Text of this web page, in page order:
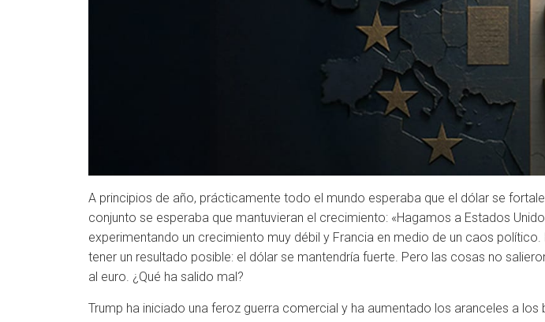
A principios de año, prácticamente todo el mundo esperaba que el dólar se
conjunto se esperaba que mantuvieran el crecimiento: «Hagamos a Estados
experimentando un crecimiento muy débil y Francia en medio de un caos
tener un resultado posible: el dólar se mantendría fuerte. Pero las cosas no
al euro. ¿Qué ha salido mal?
Trump ha iniciado una feroz guerra comercial y ha aumentado los aranceles a